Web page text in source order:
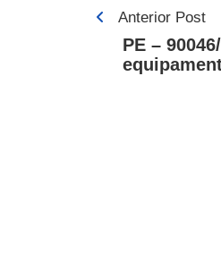
Navegação
Post
Anterior Post
PE –